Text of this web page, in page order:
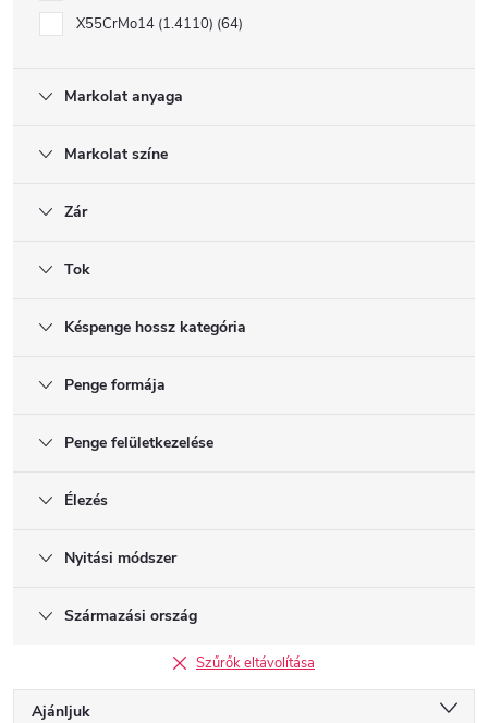
X55CrMo14 (1.4110) 64
Markolat anyaga
Markolat színe
Zár
Tok
Késpenge hossz kategória
Penge formája
Penge felületkezelése
Élezés
Nyitási módszer
Származási ország
Szűrők eltávolítása
Ajánljuk